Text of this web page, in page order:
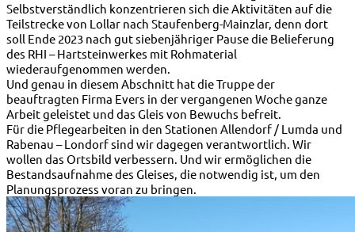
Selbstverständlich konzentrieren sich die Aktivitäten auf die
Teilstrecke von Lollar nach Staufenberg-Mainzlar, denn dort
soll Ende 2023 nach gut siebenjähriger Pause die Belieferung
des RHI – Hartsteinwerkes mit Rohmaterial
wiederaufgenommen werden.
Und genau in diesem Abschnitt hat die Truppe der
beauftragten Firma Evers in der vergangenen Woche ganze
Arbeit geleistet und das Gleis von Bewuchs befreit.
Für die Pflegearbeiten in den Stationen Allendorf / Lumda und
Rabenau – Londorf sind wir dagegen verantwortlich. Wir
wollen das Ortsbild verbessern. Und wir ermöglichen die
Bestandsaufnahme des Gleises, die notwendig ist, um den
Planungsprozess voran zu bringen.